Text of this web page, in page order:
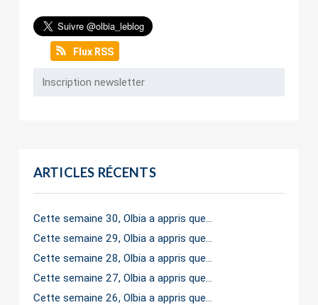
Flux RSS
ARTICLES RÉCENTS
Cette semaine 30, Olbia a appris que…
Cette semaine 29, Olbia a appris que…
Cette semaine 28, Olbia a appris que…
Cette semaine 27, Olbia a appris que…
Cette semaine 26, Olbia a appris que…